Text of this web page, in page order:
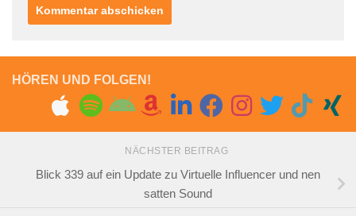
HÖREN UND FOLGEN!
NÄCHSTER BEITRAG
Blick 339 auf ein Update zu Virtuelle Influencer und nen
satten Sound